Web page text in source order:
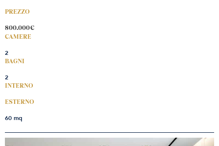
PREZZO
800.000€
CAMERE
2
BAGNI
2
INTERNO
ESTERNO
60 mq